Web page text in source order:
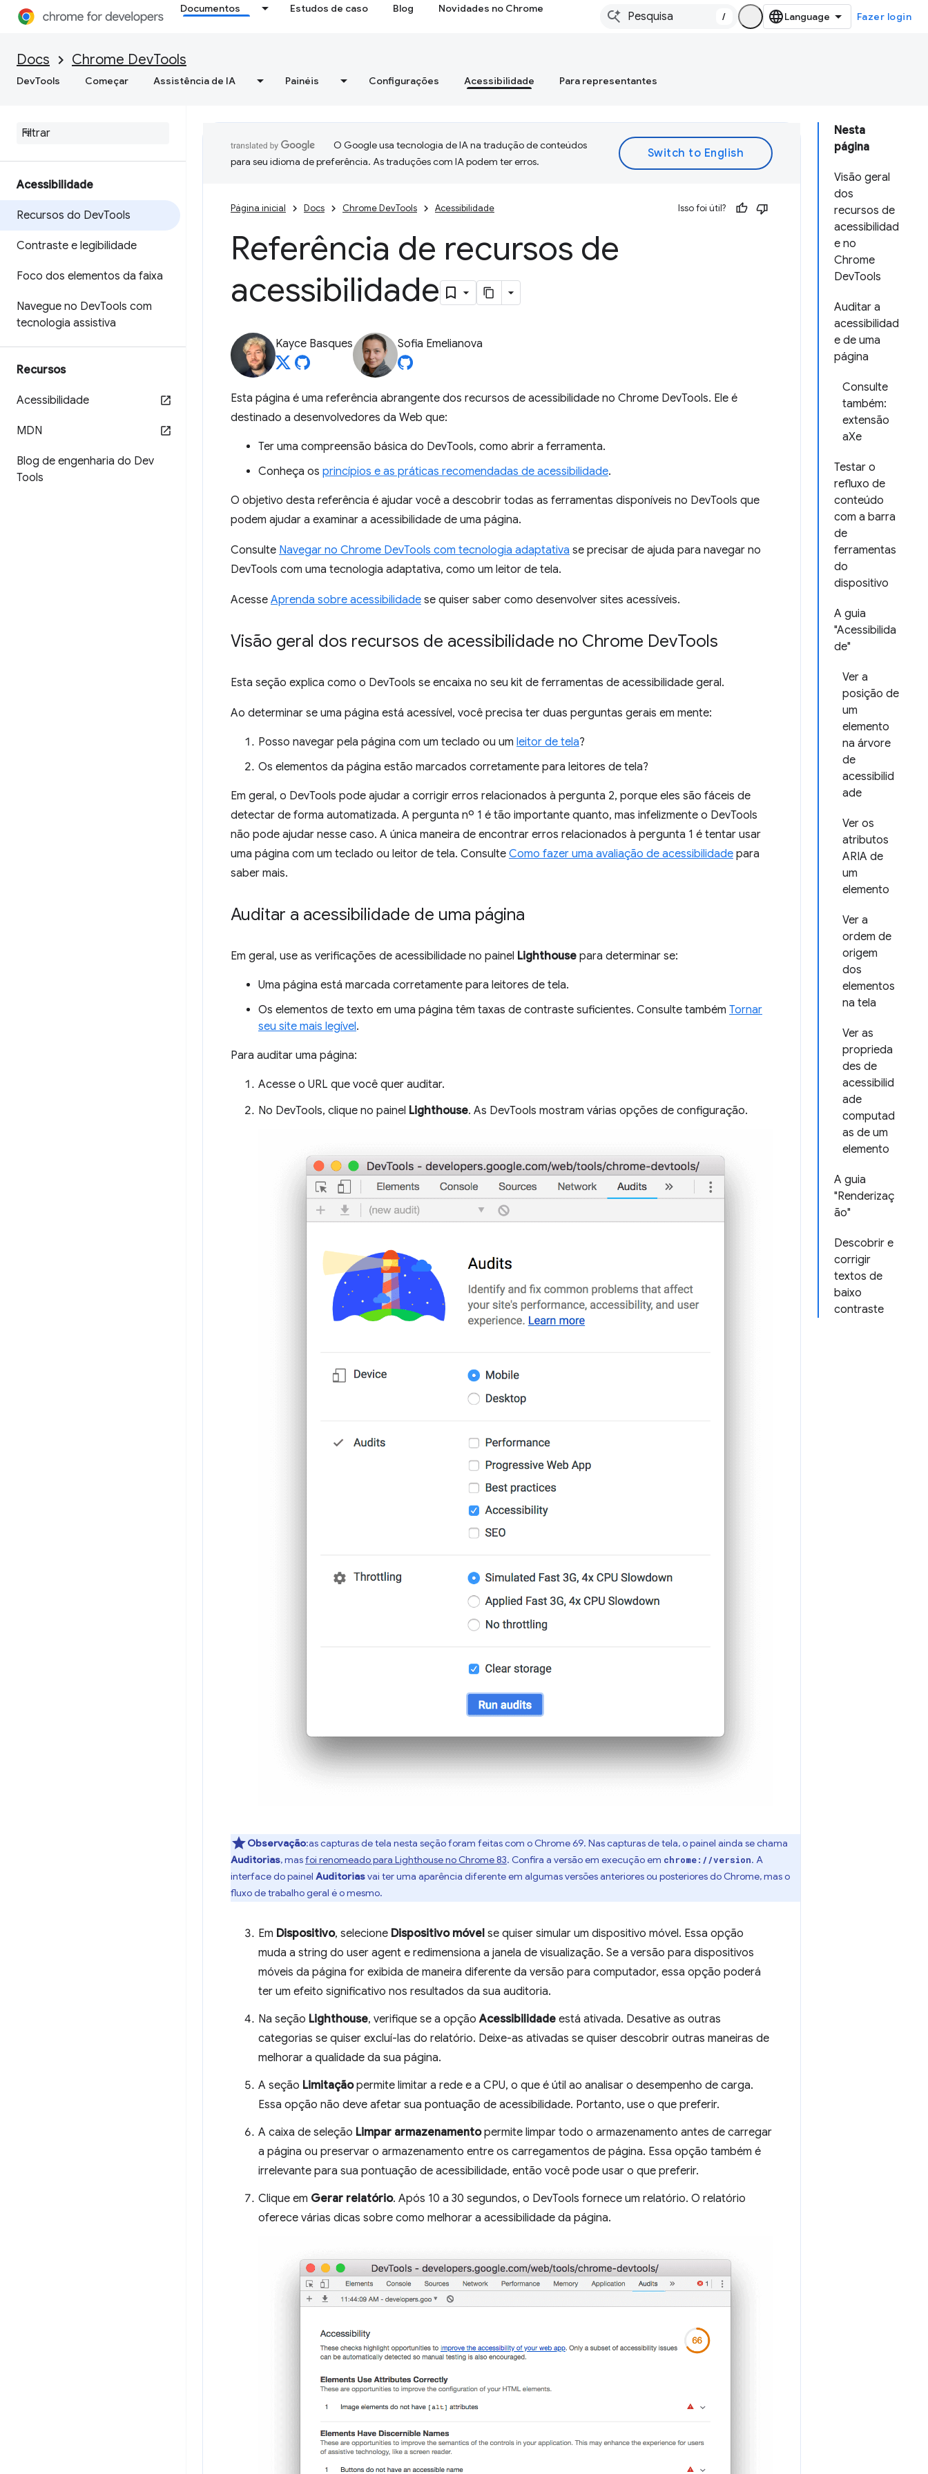
Documentos Estudos de caso Blog Novidades no Chrome
/ Fazer login
Docs Chrome DevTools
DevTools Começar Assistência de IA Painéis Configurações Acessibilidade Para representantes
Acessibilidade
Recursos do DevTools
Contraste e legibilidade
Foco dos elementos da faixa
Navegue no DevTools com
tecnologia assistiva
Recursos
Acessibilidade
MDN
Blog de engenharia do Dev
Tools
Nesta
página
Visão geral
dos
recursos de
acessibilidad
e no
Chrome
DevTools
Auditar a
acessibilidad
e de uma
página
Consulte
também:
extensão
aXe
Testar o
refluxo de
conteúdo
com a barra
de
ferramentas
do
dispositivo
A guia
"Acessibilida
de"
Ver a
posição de
um
elemento
na árvore
de
acessibilid
ade
Ver os
atributos
ARIA de
um
elemento
Ver a
ordem de
origem
dos
elementos
na tela
Ver as
proprieda
des de
acessibilid
ade
computad
as de um
elemento
A guia
"Renderizaç
ão"
Descobrir e
corrigir
textos de
baixo
contraste
O Google usa tecnologia de IA na tradução de conteúdos
para seu idioma de preferência. As traduções com IA podem ter erros.
Página inicial Docs Chrome DevTools Acessibilidade Isso foi útil?
Referência de recursos de
acessibilidade
Kayce Basques Sofia Emelianova
Esta página é uma referência abrangente dos recursos de acessibilidade no Chrome DevTools. Ele é
destinado a desenvolvedores da Web que:
Ter uma compreensão básica do DevTools, como abrir a ferramenta.
Conheça os princípios e as práticas recomendadas de acessibilidade.
O objetivo desta referência é ajudar você a descobrir todas as ferramentas disponíveis no DevTools que
podem ajudar a examinar a acessibilidade de uma página.
Consulte Navegar no Chrome DevTools com tecnologia adaptativa se precisar de ajuda para navegar no
DevTools com uma tecnologia adaptativa, como um leitor de tela.
Acesse Aprenda sobre acessibilidade se quiser saber como desenvolver sites acessíveis.
Visão geral dos recursos de acessibilidade no Chrome DevTools
Esta seção explica como o DevTools se encaixa no seu kit de ferramentas de acessibilidade geral.
Ao determinar se uma página está acessível, você precisa ter duas perguntas gerais em mente:
Posso navegar pela página com um teclado ou um leitor de tela?
Os elementos da página estão marcados corretamente para leitores de tela?
Em geral, o DevTools pode ajudar a corrigir erros relacionados à pergunta 2, porque eles são fáceis de
detectar de forma automatizada. A pergunta nº 1 é tão importante quanto, mas infelizmente o DevTools
não pode ajudar nesse caso. A única maneira de encontrar erros relacionados à pergunta 1 é tentar usar
uma página com um teclado ou leitor de tela. Consulte Como fazer uma avaliação de acessibilidade para
saber mais.
Auditar a acessibilidade de uma página
Em geral, use as verificações de acessibilidade no painel Lighthouse para determinar se:
Uma página está marcada corretamente para leitores de tela.
Os elementos de texto em uma página têm taxas de contraste suficientes. Consulte também Tornar
seu site mais legível.
Para auditar uma página:
Acesse o URL que você quer auditar.
No DevTools, clique no painel Lighthouse. As DevTools mostram várias opções de configuração.
Observação:as capturas de tela nesta seção foram feitas com o Chrome 69. Nas capturas de tela, o painel ainda se chama
Auditorias, masfoi renomeado para Lighthouse no Chrome 83. Confira a versão em execução em chrome://version. A
interface do painel Auditoriasvai ter uma aparência diferente em algumas versões anteriores ou posteriores do Chrome, mas o
fluxo de trabalho geral é o mesmo.
Em Dispositivo, selecione Dispositivo móvel se quiser simular um dispositivo móvel. Essa opção
muda a string do user agent e redimensiona a janela de visualização. Se a versão para dispositivos
móveis da página for exibida de maneira diferente da versão para computador, essa opção poderá
ter um efeito significativo nos resultados da sua auditoria.
Na seção Lighthouse, verifique se a opçãoAcessibilidade está ativada. Desative as outras
categorias se quiser excluí-las do relatório. Deixe-as ativadas se quiser descobrir outras maneiras de
melhorar a qualidade da sua página.
A seção Limitaçãopermite limitar a rede e a CPU, o que é útil ao analisar o desempenho de carga.
Essa opção não deve afetar sua pontuação de acessibilidade. Portanto, use o que preferir.
A caixa de seleção Limpar armazenamentopermite limpar todo o armazenamento antes de carregar
a página ou preservar o armazenamento entre os carregamentos de página. Essa opção também é
irrelevante para sua pontuação de acessibilidade, então você pode usar o que preferir.
Clique em Gerar relatório. Após 10 a 30 segundos, o DevTools fornece um relatório. O relatório
oferece várias dicas sobre como melhorar a acessibilidade da página.